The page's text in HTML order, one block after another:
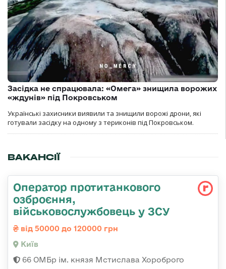
Засідка не спрацювала: «Омега» знищила ворожих
«ждунів» під Покровськом
Українські захисники виявили та знищили ворожі дрони, які
готували засідку на одному з териконів під Покровськом.
ВАКАНСІЇ
Оператор протитанкового
озброєння,
військовослужбовець у ЗСУ
від 50000 до 120000 грн
Київ
66 ОМБр ім. князя Мстислава Хороброго